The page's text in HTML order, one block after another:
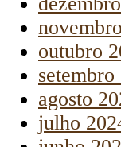
outubro
setembro
agosto
julho